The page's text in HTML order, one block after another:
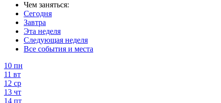
Чем заняться:
Сегодня
Завтра
Эта неделя
Следующая неделя
Все события и места
10 пн
11 вт
12 ср
13 чт
14 пт